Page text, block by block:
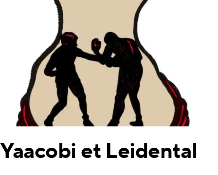
Yaacobi et Leidental